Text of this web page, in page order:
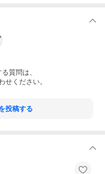
お取り寄せとなります。
お受けできません。予めご了承
ご注文をキャンセル、または保
頂けない場合はご注文をキャン
ませ。
質問は、
せください。
投稿する